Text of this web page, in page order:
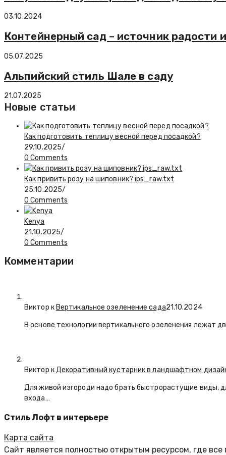
03.10.2024
Контейнерный сад – источник радости
05.07.2025
Альпийский стиль Шале в саду
21.07.2025
Новые статьи
Как подготовить теплицу весной перед посадкой?
29.10.2025/
0 Comments
Как привить розу на шиповник? ips_raw.txt
25.10.2025/
0 Comments
Kenya
21.10.2025/
0 Comments
Комментарии
Виктор кВертикальное озеленение сада21.10.2024
В основе технологии вертикального озеленения лежат
Виктор кДекоративный кустарник в ландшафтном
Для живой изгороди надо брать быстрорастущие виды,
входа…
Стиль Лофт в интерьере
Карта сайта
Сайт является полностью открытым ресурсом, где